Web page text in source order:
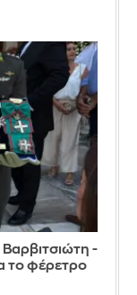
Βαρβιτσιώτη -
το φέρετρο